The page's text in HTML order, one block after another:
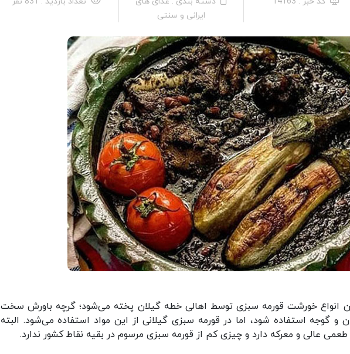
ایرانی و سنتی
انواع خورشت قورمه سبزی توسط اهالی خطه گیلان پخته می‌شود؛ گرچه باورش سخت
و گوجه استفاده شود، اما در قورمه سبزی گیلانی از این مواد استفاده می‌شود. البته
طعمی عالی و معرکه دارد و چیزی کم از قورمه سبزی مرسوم در بقیه نقاط کشور ندارد.